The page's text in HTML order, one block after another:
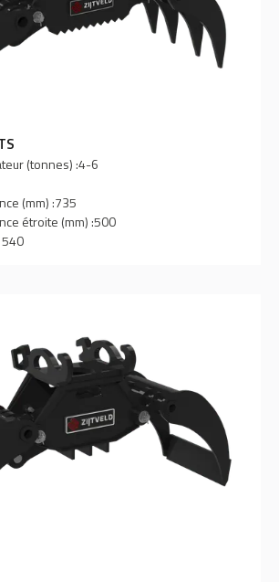
(tonnes) :4-6
(mm) :735
étroite (mm) :500